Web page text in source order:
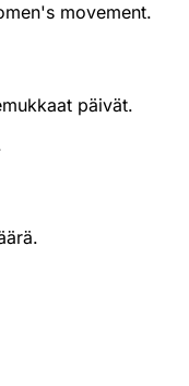
movement.
päivät.